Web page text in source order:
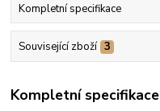
Kompletní specifikace
Související zboží 3
Kompletní specifikace